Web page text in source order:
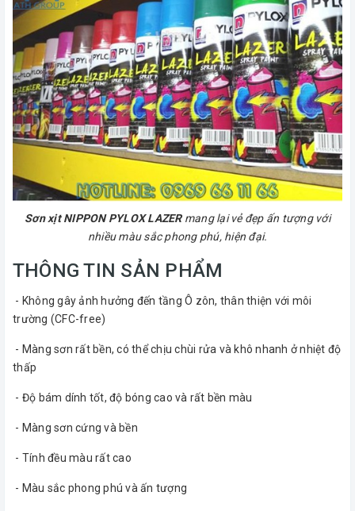
Sơn xịt NIPPON PYLOX LAZERmang lại vẻ đẹp ấn tượng với
nhiều màu sắc phong phú, hiện đại.
THÔNG TIN SẢN PHẨM
- Không gây ảnh hưởng đến tầng Ô zôn, thân thiện với môi
trường (CFC-free)
- Màng sơn rất bền, có thể chịu chùi rửa và khô nhanh ở nhiệt độ
thấp
- Độ bám dính tốt, độ bóng cao và rất bền màu
- Màng sơn cứng và bền
- Tính đều màu rất cao
- Màu sắc phong phú và ấn tượng